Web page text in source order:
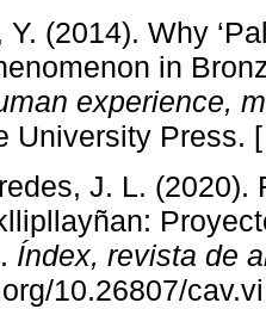
(2014). Why
in
experience,
University Press.
J. L. (2020).
Índex, revista de
10.26807/